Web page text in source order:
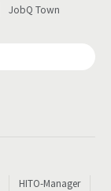
JobQ Town
HITO-Manager